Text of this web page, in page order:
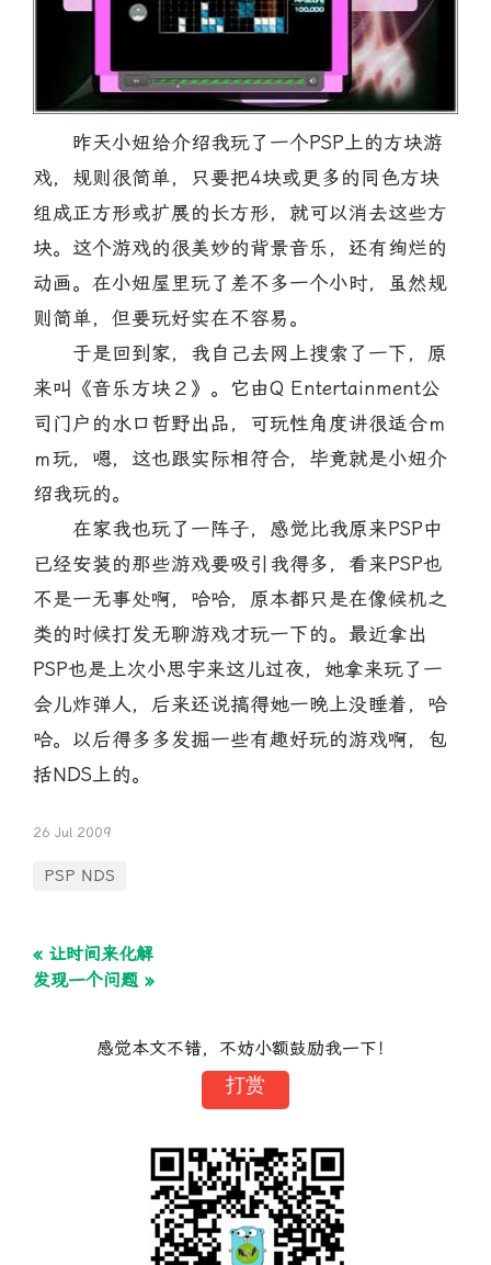
昨天小妞给介绍我玩了一个PSP上的方块游
戏，规则很简单，只要把4块或更多的同色方块
组成正方形或扩展的长方形，就可以消去这些方
块。这个游戏的很美妙的背景音乐，还有绚烂的
动画。在小妞屋里玩了差不多一个小时，虽然规
则简单，但要玩好实在不容易。
于是回到家，我自己去网上搜索了一下，原
来叫《音乐方块２》。它由Q Entertainment公
司门户的水口哲野出品，可玩性角度讲很适合ｍ
ｍ玩，嗯，这也跟实际相符合，毕竟就是小妞介
绍我玩的。
在家我也玩了一阵子，感觉比我原来PSP中
已经安装的那些游戏要吸引我得多，看来PSP也
不是一无事处啊，哈哈，原本都只是在像候机之
类的时候打发无聊游戏才玩一下的。最近拿出
PSP也是上次小思宇来这儿过夜，她拿来玩了一
会儿炸弹人，后来还说搞得她一晚上没睡着，哈
哈。以后得多多发掘一些有趣好玩的游戏啊，包
括NDS上的。
26 Jul 2009
PSP NDS
« 让时间来化解
发现一个问题 »
感觉本文不错，不妨小额鼓励我一下！
打赏